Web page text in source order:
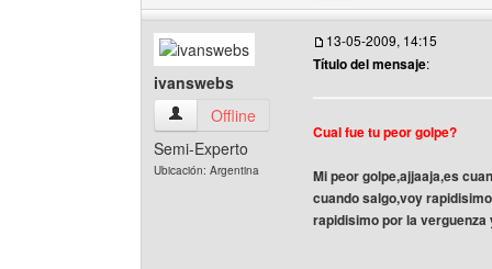
ivanswebs
ivanswebs Ver perfil del usuario
Offline
Semi-Experto
Ubicación: Argentina
13-05-2009, 14:15
Título del mensaje:
Cual fue tu peor golpe?
Mi peor golpe,ajjaaja,es
cuando salgo,voy
rapidisimo por la